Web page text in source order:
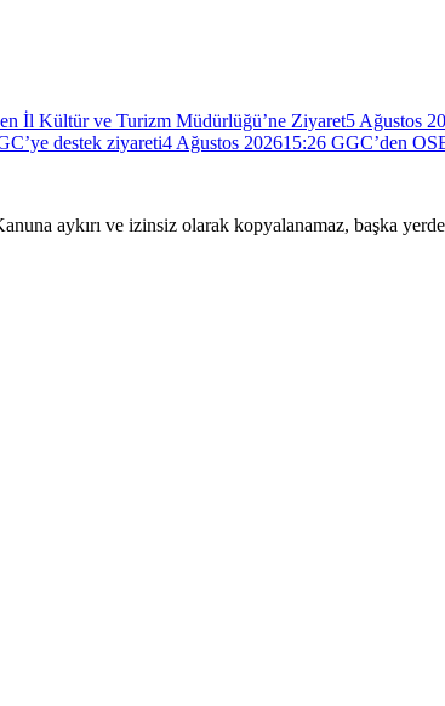
İl Kültür ve Turizm Müdürlüğü’ne Ziyaret5 Ağustos
destek ziyareti4 Ağustos 202615:26 GGC’den
aykırı ve izinsiz olarak kopyalanamaz, başka